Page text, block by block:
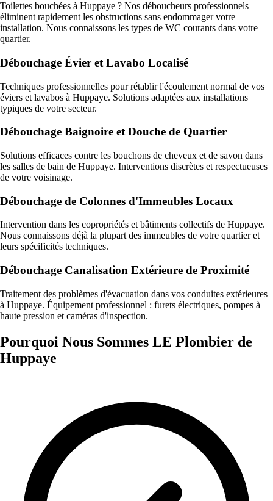
Toilettes bouchées à Huppaye ? Nos déboucheurs professionnels
éliminent rapidement les obstructions sans endommager votre
installation. Nous connaissons les types de WC courants dans votre
quartier.
Débouchage Évier et Lavabo Localisé
Techniques professionnelles pour rétablir l'écoulement normal de vos
éviers et lavabos à Huppaye. Solutions adaptées aux installations
typiques de votre secteur.
Débouchage Baignoire et Douche de Quartier
Solutions efficaces contre les bouchons de cheveux et de savon dans
les salles de bain de Huppaye. Interventions discrètes et respectueuses
de votre voisinage.
Débouchage de Colonnes d'Immeubles Locaux
Intervention dans les copropriétés et bâtiments collectifs de Huppaye.
Nous connaissons déjà la plupart des immeubles de votre quartier et
leurs spécificités techniques.
Débouchage Canalisation Extérieure de Proximité
Traitement des problèmes d'évacuation dans vos conduites extérieures
à Huppaye. Équipement professionnel : furets électriques, pompes à
haute pression et caméras d'inspection.
Pourquoi Nous Sommes LE Plombier de
Huppaye